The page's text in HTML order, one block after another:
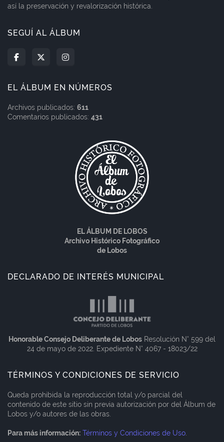
así la preservación y revalorización histórica.
SEGUÍ AL ÁLBUM
EL ÁLBUM EN NÚMEROS
Archivos publicados: 611
Comentarios publicados: 431
EL ÁLBUM DE LOBOS
Archivo Histórico Fotográfico
de Lobos
DECLARADO DE INTERÉS MUNICIPAL
Honorable Consejo Deliberante de Lobos Resolución N° 599 del
24 de mayo de 2022. Expediente N° 4067 - 18023/22
TÉRMINOS Y CONDICIONES DE SERVICIO
Queda prohibida la reproducción total y/o parcial del
contenido de este sitio sin previa autorización por del Álbum de
Lobos y/o autores de las obras.
Para más información: Términos y Condiciones de Uso.